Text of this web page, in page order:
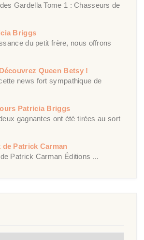
Gardella Tome 1 : Chasseurs de
Briggs
du petit frère, nous offrons
Queen Betsy !
news fort sympathique de
Patricia Briggs
gagnantes ont été tirées au sort
de Patrick Carman
Patrick Carman Éditions ...